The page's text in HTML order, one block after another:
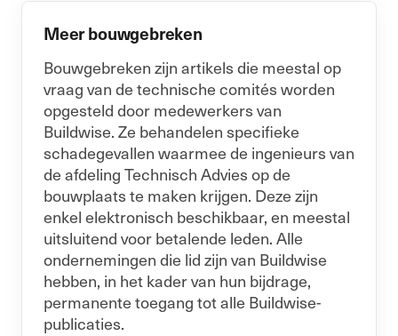
Meer bouwgebreken
Bouwgebreken zijn artikels die meestal op
vraag van de technische comités worden
opgesteld door medewerkers van
Buildwise. Ze behandelen specifieke
schadegevallen waarmee de ingenieurs van
de afdeling Technisch Advies op de
bouwplaats te maken krijgen. Deze zijn
enkel elektronisch beschikbaar, en meestal
uitsluitend voor betalende leden. Alle
ondernemingen die lid zijn van Buildwise
hebben, in het kader van hun bijdrage,
permanente toegang tot alle Buildwise-
publicaties.